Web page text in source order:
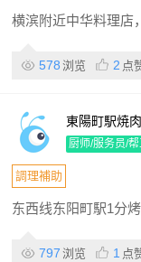
横滨附近中华料理店
578 浏览 2 点
東陽町駅焼
厨师/服务员/
調理補助
东西线东阳町駅1分
797 浏览 1 点